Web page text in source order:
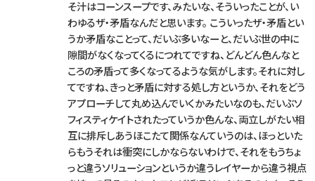
そ汁はコーンスープです、みたいな、そういったことが、い
わゆるザ・矛盾なんだと思います。 こういったザ・矛盾とい
うか矛盾なことって、だいぶ多いなーと、だいぶ世の中に
隙間がなくなってくるにつれてですね、どんどん色んなと
ころの矛盾って多くなってるような気がします。それに対し
てですね、きっと矛盾に対する処し方というか、それをどう
アプローチして丸め込んでいくかみたいなのも、だいぶソ
フィスティケイトされたっていうか色んな、両立しがたい相
互に排斥しあうほこたて関係なんていうのは、ほっといた
らもうそれは衝突にしかならないわけで、それをもうちょ
っと違うソリューションというか違うレイヤーから違う視点